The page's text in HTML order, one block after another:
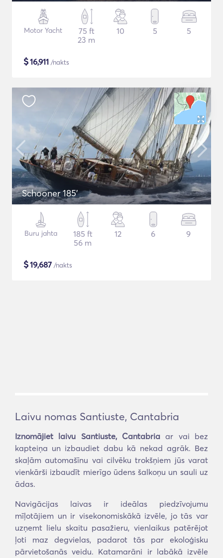
Motor Yacht
75 ft
23 m
10 5 5
$16,911 /nakts
Schooner 185'
Buru jahta
185 ft
56 m
12 6 9
$19,687 /nakts
Laivu nomas Santiuste, Cantabria
Iznomājiet laivu Santiuste, Cantabria ar vai bez
kapteiņa un izbaudiet dabu kā nekad agrāk. Bez
skaļām automašīnu vai cilvēku trokšņiem jūs varat
vienkārši izbaudīt mierīgo ūdens šalkoņu un sauli uz
ādas.
Navigācijas laivas ir ideālas piedzīvojumu
mīļotājiem un ir visekonomiskākā izvēle, jo tās var
uzņemt lielu skaitu pasažieru, vienlaikus patērējot
ļoti maz degvielas, padarot tās par ekoloģisku
pārvietošanās veidu. Katamarāni ir labākā izvēle